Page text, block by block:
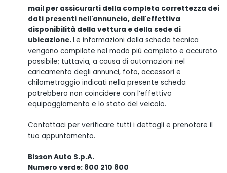
mail per assicurarti della completa correttezza dei
dati presenti nell'annuncio, dell'effettiva
disponibilità della vettura e della sede di
ubicazione.Le informazioni della scheda tecnica
vengono compilate nel modo più completo e accurato
possibile; tuttavia, a causa di automazioni nel
caricamento degli annunci, foto, accessori e
chilometraggio indicati nella presente scheda
potrebbero non coincidere con l’effettivo
equipaggiamento e lo stato del veicolo.
Contattaci per verificare tutti i dettagli e prenotare il
tuo appuntamento.
Bisson Auto S.p.A.
Numero verde: 800 210 800